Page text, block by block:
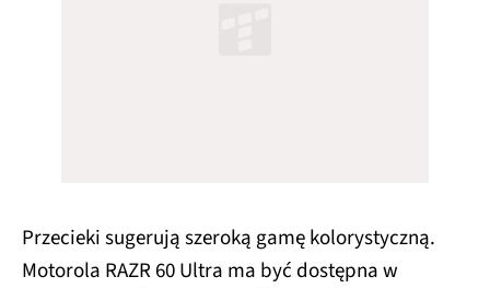
Przecieki sugerują szeroką gamę kolorystyczną.
Motorola RAZR 60 Ultra ma być dostępna w